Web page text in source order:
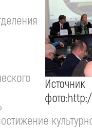
Источник